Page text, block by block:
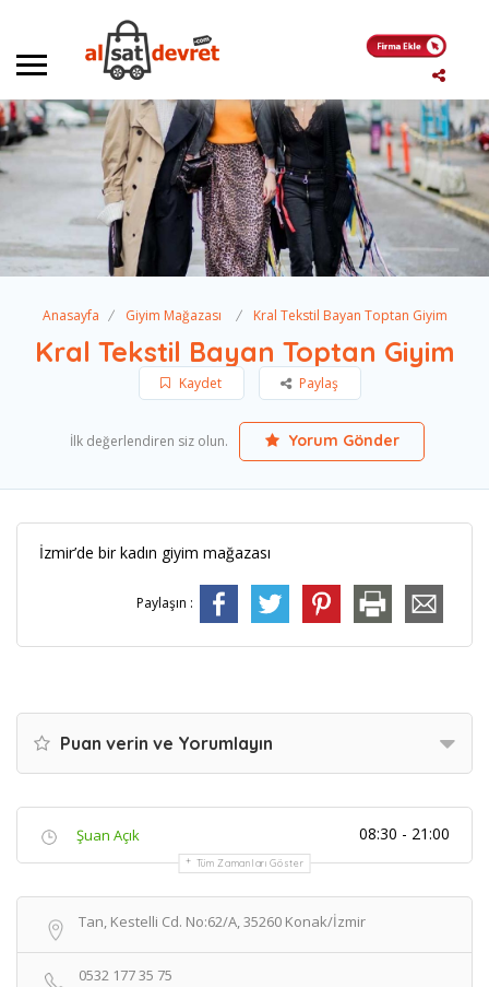
Anasayfa Giyim Mağazası Kral Tekstil Bayan Toptan Giyim
Kral Tekstil Bayan Toptan Giyim
Kaydet Paylaş
İlk değerlendiren siz olun. Yorum Gönder
İzmir’de bir kadın giyim mağazası
Paylaşın :
Puan verin ve Yorumlayın
Şuan Açık 08:30 - 21:00
Tüm Zamanları Göster
Tan, Kestelli Cd. No:62/A, 35260 Konak/İzmir
0532 177 35 75